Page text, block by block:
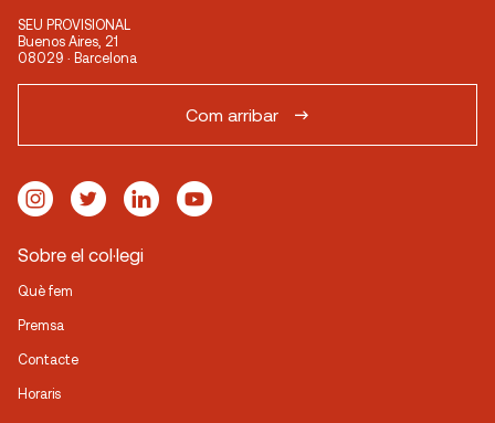
SEU PROVISIONAL
Buenos Aires, 21
08029 · Barcelona
Com arribar
Sobre el col·legi
Què fem
Premsa
Contacte
Horaris